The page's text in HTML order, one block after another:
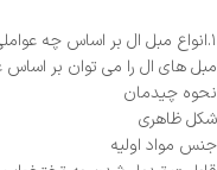
۱.انواع مبل ال بر اساس چه عواملی تقسیم ‌بندی می‌ شوند؟
مبل‌ های ال را می‌ توان بر اساس
نحوه چیدمان
شکل ظاهری
جنس مواد اولیه